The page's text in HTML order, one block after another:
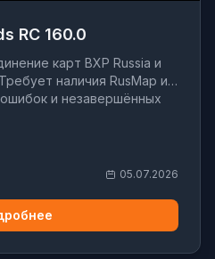
RC 160.0
карт BXP Russia и
наличия RusMap и
и незавершённых
05.07.2026